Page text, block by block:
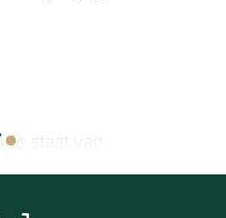
staat van
toegankelijk via